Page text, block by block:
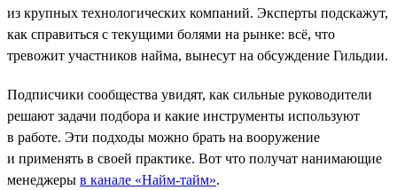
из крупных технологических компаний. Эксперты подскажут,
как справиться с текущими болями на рынке: всё, что
тревожит участников найма, вынесут на обсуждение Гильдии.
Подписчики сообщества увидят, как сильные руководители
решают задачи подбора и какие инструменты используют
в работе. Эти подходы можно брать на вооружение
и применять в своей практике. Вот что получат нанимающие
менеджеры в канале «Найм-тайм».